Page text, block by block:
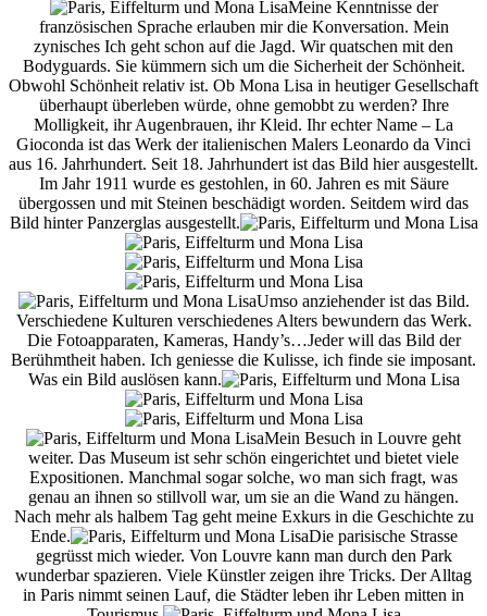
Meine Kenntnisse der
französischen Sprache erlauben mir die Konversation. Mein
zynisches Ich geht schon auf die Jagd. Wir quatschen mit den
Bodyguards. Sie kümmern sich um die Sicherheit der Schönheit.
Obwohl Schönheit relativ ist. Ob Mona Lisa in heutiger Gesellschaft
überhaupt überleben würde, ohne gemobbt zu werden? Ihre
Molligkeit, ihr Augenbrauen, ihr Kleid. Ihr echter Name – La
Gioconda ist das Werk der italienischen Malers Leonardo da Vinci
aus 16. Jahrhundert. Seit 18. Jahrhundert ist das Bild hier ausgestellt.
Im Jahr 1911 wurde es gestohlen, in 60. Jahren es mit Säure
übergossen und mit Steinen beschädigt worden. Seitdem wird das
Bild hinter Panzerglas ausgestellt.
Umso anziehender ist das Bild.
Verschiedene Kulturen verschiedenes Alters bewundern das Werk.
Die Fotoapparaten, Kameras, Handy’s…Jeder will das Bild der
Berühmtheit haben. Ich geniesse die Kulisse, ich finde sie imposant.
Was ein Bild auslösen kann.
Mein Besuch in Louvre geht
weiter. Das Museum ist sehr schön eingerichtet und bietet viele
Expositionen. Manchmal sogar solche, wo man sich fragt, was
genau an ihnen so stillvoll war, um sie an die Wand zu hängen.
Nach mehr als halbem Tag geht meine Exkurs in die Geschichte zu
Ende.
Die parisische Strasse
gegrüsst mich wieder. Von Louvre kann man durch den Park
wunderbar spazieren. Viele Künstler zeigen ihre Tricks. Der Alltag
in Paris nimmt seinen Lauf, die Städter leben ihr Leben mitten in